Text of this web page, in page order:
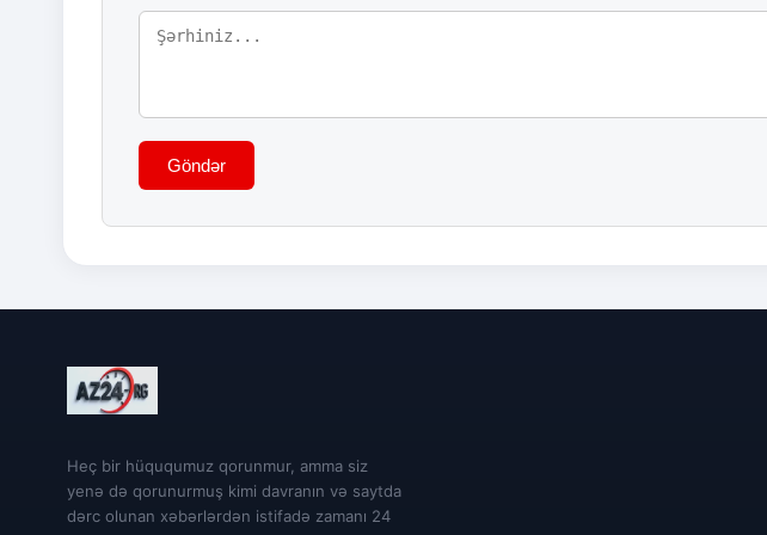
Göndər
Heç bir hüququmuz qorunmur, amma siz
yenə də qorunurmuş kimi davranın və saytda
dərc olunan xəbərlərdən istifadə zamanı 24